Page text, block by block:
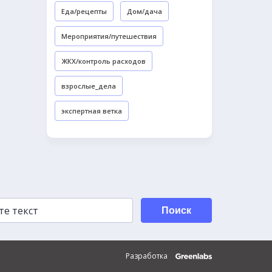
Еда/рецепты Дом/дача
Мероприятия/путешествия
ЖКХ/контроль расходов
взрослые_дела
экспертная ветка
Поиск
Разработка